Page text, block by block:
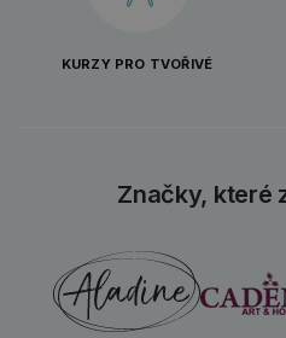
KURZY PRO TVOŘIVÉ
Značky, které